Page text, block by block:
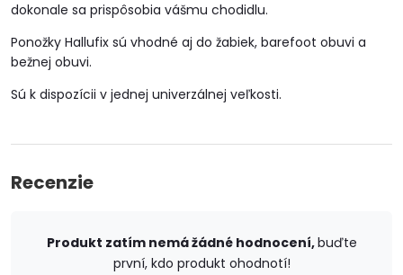
dokonale sa prispôsobia vášmu chodidlu.
Ponožky Hallufix sú vhodné aj do žabiek, barefoot obuvi a
bežnej obuvi.
Sú k dispozícii v jednej univerzálnej veľkosti.
Recenzie
Produkt zatím nemá žádné hodnocení,buďte
první, kdo produkt ohodnotí!